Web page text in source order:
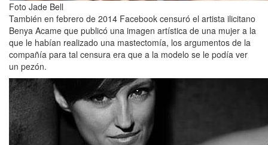
Foto Jade Bell
También en febrero de 2014 Facebook censuró el artista ilicitano
Benya Acame que publicó una imagen artística de una mujer a la
que le habían realizado una mastectomía, los argumentos de la
compañía para tal censura era que a la modelo se le podía ver
un pezón.